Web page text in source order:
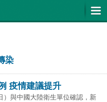
染
疫情建議提升
）與中國大陸衛生單位確認，新